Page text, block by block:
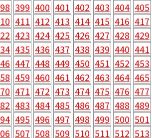
399 400 401 402 403 404 405
411 412 413 414 415 416 417
423 424 425 426 427 428 429
435 436 437 438 439 440 441
447 448 449 450 451 452 453
459 460 461 462 463 464 465
471 472 473 474 475 476 477
483 484 485 486 487 488 489
495 496 497 498 499 500 501
507 508 509 510 511 512 513